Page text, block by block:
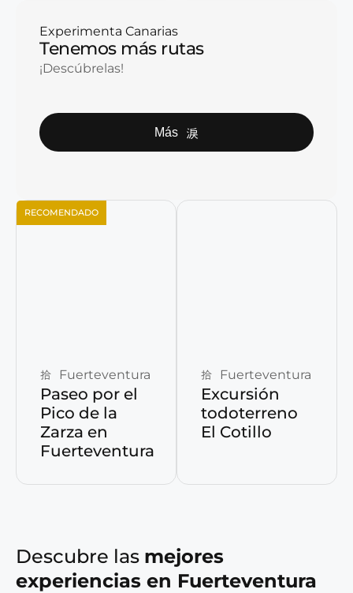
Experimenta Canarias
Tenemos más rutas
¡Descúbrelas!
Más
RECOMENDADO
Fuerteventura
Paseo por el
Pico de la
Zarza en
Fuerteventura
Fuerteventura
Excursión
todoterreno
El Cotillo
Descubre las mejores
experiencias en Fuerteventura